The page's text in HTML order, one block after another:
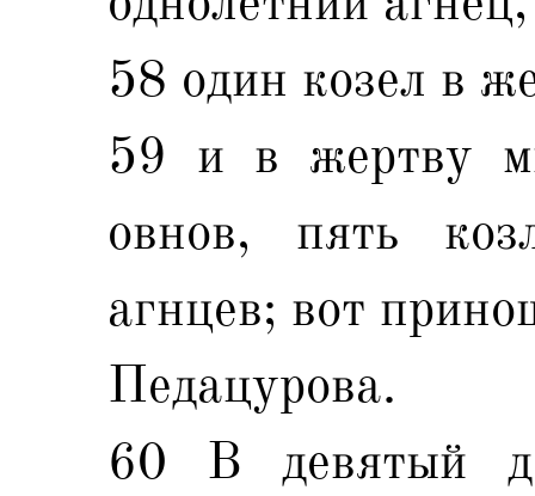
58 один козел в
59 и в жертву
овнов, пять
агнцев; вот
Педацурова.
60 В девятый